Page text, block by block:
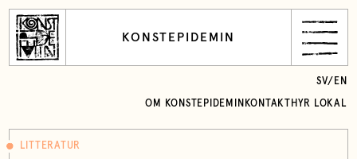
KONSTEPIDEMIN
OM KONSTEPIDEMIN KONTAKT HYR LOKAL
SV/ EN
LITTERATUR